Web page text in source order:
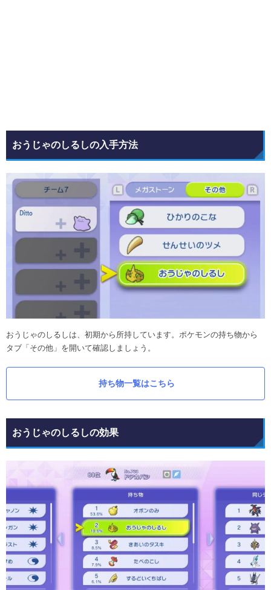
おうじゃのしるしの入手方法
おうじゃのしるしは、初期から所持しています。ポケモンの持ち物から
タブ「その他」を開いて確認しましょう。
持ち物一覧はこちら
おうじゃのしるしの効果